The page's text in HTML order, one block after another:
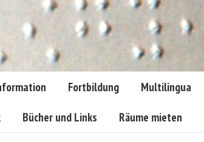
Fortbildung Multilingua
Bücher und Links Räume mieten